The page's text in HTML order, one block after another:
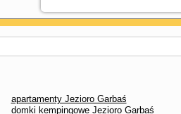
apartamenty Jezioro Garbaś
domki kempingowe Jezioro Garbaś